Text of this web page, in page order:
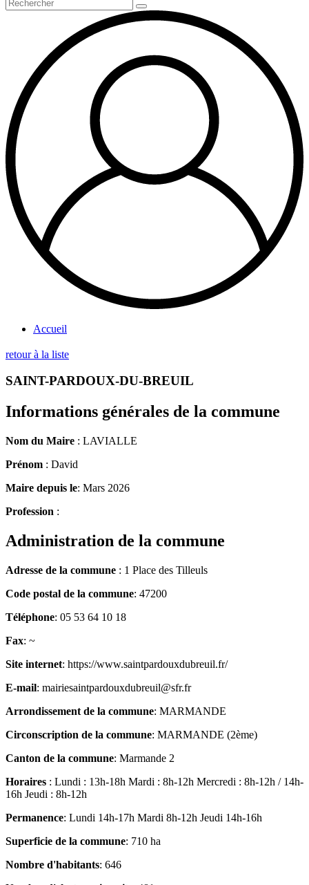
Accueil
retour à la liste
SAINT-PARDOUX-DU-BREUIL
Informations générales de la commune
Nom du Maire : LAVIALLE
Prénom : David
Maire depuis le: Mars 2026
Profession :
Administration de la commune
Adresse de la commune : 1 Place des Tilleuls
Code postal de la commune: 47200
Téléphone: 05 53 64 10 18
Fax: ~
Site internet: https://www.saintpardouxdubreuil.fr/
E-mail: mairiesaintpardouxdubreuil@sfr.fr
Arrondissement de la commune: MARMANDE
Circonscription de la commune: MARMANDE (2ème)
Canton de la commune: Marmande 2
Horaires : Lundi : 13h-18h Mardi : 8h-12h Mercredi : 8h-12h / 14h-
16h Jeudi : 8h-12h
Permanence: Lundi 14h-17h Mardi 8h-12h Jeudi 14h-16h
Superficie de la commune: 710 ha
Nombre d'habitants: 646